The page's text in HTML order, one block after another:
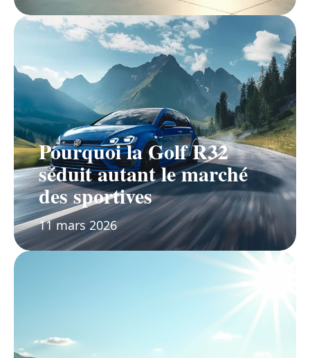
Pourquoi la Golf R32
séduit autant le marché
des sportives
11 mars 2026